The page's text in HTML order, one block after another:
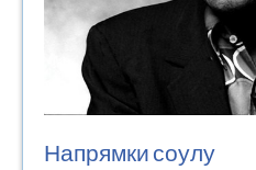
Напрямки соулу